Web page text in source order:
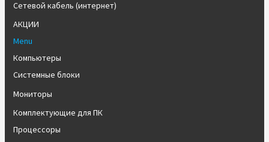
Сетевой кабель (интернет)
АКЦИИ
Menu
Компьютеры
Системные блоки
Мониторы
Комплектующие для ПК
Процессоры